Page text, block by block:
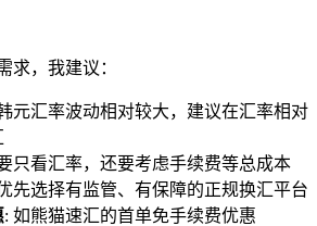
求，我建议：
元汇率波动相对较大，建议在汇率相对
只看汇率，还要考虑手续费等总成本
先选择有监管、有保障的正规换汇平台
: 如熊猫速汇的首单免手续费优惠